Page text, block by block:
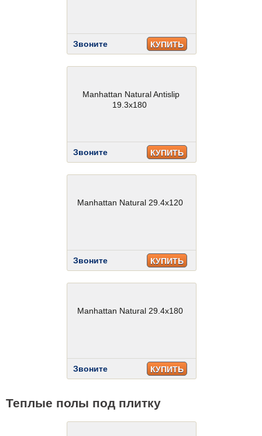
Звоните КУПИТЬ
Manhattan Natural Antislip
19.3x180
Звоните КУПИТЬ
Manhattan Natural 29.4x120
Звоните КУПИТЬ
Manhattan Natural 29.4x180
Звоните КУПИТЬ
Теплые полы под плитку